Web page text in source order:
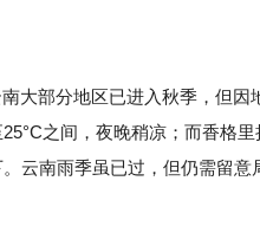
大部分地区已进入秋季，但因
之间，夜晚稍凉；而香格
云南雨季虽已过，但仍需留意